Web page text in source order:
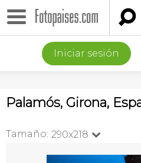

Iniciar sesión
Palamós, Girona,
Tamaño: 290x218 